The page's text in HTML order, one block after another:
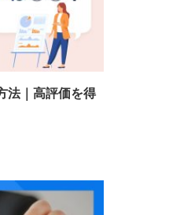
法｜高評価を得